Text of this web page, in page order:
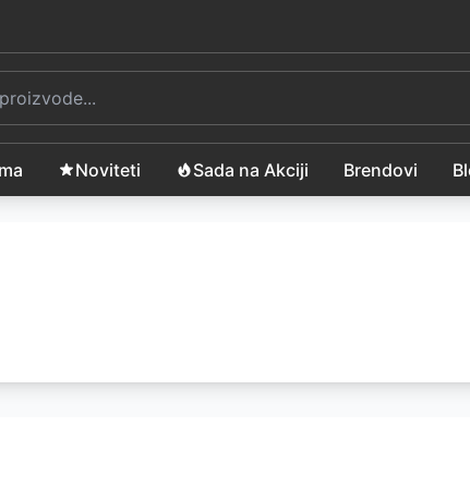
Noviteti Sada na Akciji Brendovi